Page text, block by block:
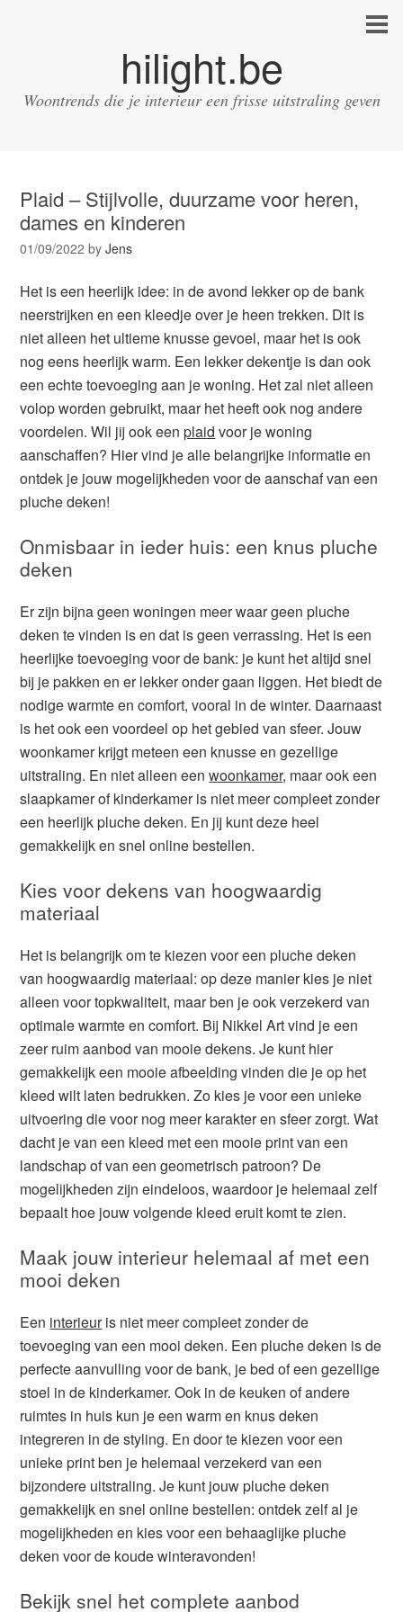
hilight.be
Woontrends die je interieur een frisse uitstraling geven
Plaid – Stijlvolle, duurzame voor heren,
dames en kinderen
01/09/2022 byJens
Het is een heerlijk idee: in de avond lekker op de bank
neerstrijken en een kleedje over je heen trekken. Dit is
niet alleen het ultieme knusse gevoel, maar het is ook
nog eens heerlijk warm. Een lekker dekentje is dan ook
een echte toevoeging aan je woning. Het zal niet alleen
volop worden gebruikt, maar het heeft ook nog andere
voordelen. Wil jij ook eenplaid voor je woning
aanschaffen? Hier vind je alle belangrijke informatie en
ontdek je jouw mogelijkheden voor de aanschaf van een
pluche deken!
Onmisbaar in ieder huis: een knus pluche
deken
Er zijn bijna geen woningen meer waar geen pluche
deken te vinden is en dat is geen verrassing. Het is een
heerlijke toevoeging voor de bank: je kunt het altijd snel
bij je pakken en er lekker onder gaan liggen. Het biedt de
nodige warmte en comfort, vooral in de winter. Daarnaast
is het ook een voordeel op het gebied van sfeer. Jouw
woonkamer krijgt meteen een knusse en gezellige
uitstraling. En niet alleen eenwoonkamer, maar ook een
slaapkamer of kinderkamer is niet meer compleet zonder
een heerlijk pluche deken. En jij kunt deze heel
gemakkelijk en snel online bestellen.
Kies voor dekens van hoogwaardig
materiaal
Het is belangrijk om te kiezen voor een pluche deken
van hoogwaardig materiaal: op deze manier kies je niet
alleen voor topkwaliteit, maar ben je ook verzekerd van
optimale warmte en comfort. Bij Nikkel Art vind je een
zeer ruim aanbod van mooie dekens. Je kunt hier
gemakkelijk een mooie afbeelding vinden die je op het
kleed wilt laten bedrukken. Zo kies je voor een unieke
uitvoering die voor nog meer karakter en sfeer zorgt. Wat
dacht je van een kleed met een mooie print van een
landschap of van een geometrisch patroon? De
mogelijkheden zijn eindeloos, waardoor je helemaal zelf
bepaalt hoe jouw volgende kleed eruit komt te zien.
Maak jouw interieur helemaal af met een
mooi deken
Een interieuris niet meer compleet zonder de
toevoeging van een mooi deken. Een pluche deken is de
perfecte aanvulling voor de bank, je bed of een gezellige
stoel in de kinderkamer. Ook in de keuken of andere
ruimtes in huis kun je een warm en knus deken
integreren in de styling. En door te kiezen voor een
unieke print ben je helemaal verzekerd van een
bijzondere uitstraling. Je kunt jouw pluche deken
gemakkelijk en snel online bestellen: ontdek zelf al je
mogelijkheden en kies voor een behaaglijke pluche
deken voor de koude winteravonden!
Bekijk snel het complete aanbod